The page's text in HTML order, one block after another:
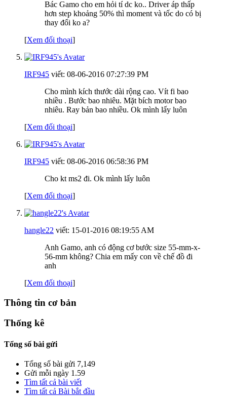
Bác Gamo cho em hỏi tí dc ko.. Driver áp thấp
hơn step khoảng 50% thì moment và tốc do có bị
thay đổi ko a?
[Xem đối thoại]
IRF945 viết: 08-06-2016 07:27:39 PM
Cho mình kích thước dài rộng cao. Vít fi bao
nhiều . Bước bao nhiêu. Mặt bích motor bao
nhiêu. Ray bản bao nhiều. Ok mình lấy luôn
[Xem đối thoại]
IRF945 viết: 08-06-2016 06:58:36 PM
Cho kt ms2 đi. Ok mình lấy luôn
[Xem đối thoại]
hangle22 viết: 15-01-2016 08:19:55 AM
Anh Gamo, anh có động cơ bước size 55-mm-x-
56-mm không? Chia em mấy con về chế đồ đi
anh
[Xem đối thoại]
Thông tin cơ bản
Thống kê
Tổng số bài gửi
Tổng số bài gửi 7,149
Gửi mỗi ngày 1.59
Tìm tất cả bài viết
Tìm tất cả Bài bắt đầu